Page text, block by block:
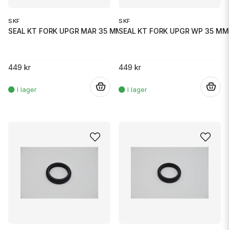
SKF
SEAL KT FORK UPGR MAR 35 MM
449 kr
SKF
SEAL KT FORK UPGR WP 35 MM
449 kr